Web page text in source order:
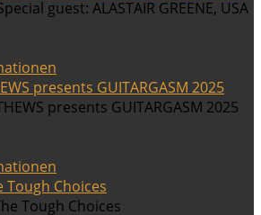
presents GUITARGASM 2025
Tough Choices